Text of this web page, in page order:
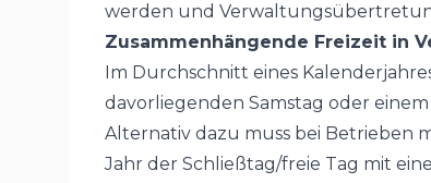
werden und
Zusammenhängende Freizeit in
Im Durchschnitt eines
davorliegenden Samstag oder
Alternativ dazu muss bei Betrieben
Jahr der Schließtag/freie Tag mit